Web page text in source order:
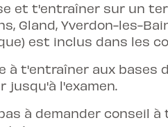
et t'entraîner sur un
Gland, Yverdon-les-
est inclus dans les
à t'entraîner aux
jusqu'à l'examen.
à demander conseil